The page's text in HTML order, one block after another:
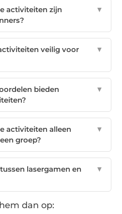
activiteiten zijn
▼
veilig voor
▼
bieden
▼
activiteiten alleen
groep?
▼
lasergamen en
▼
dan op: